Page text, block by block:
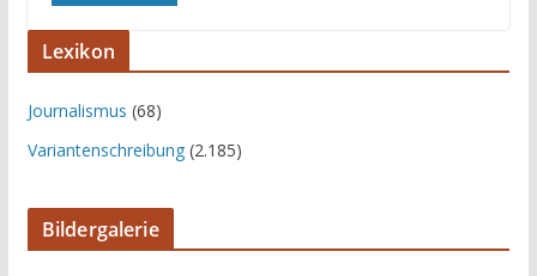
Lexikon
Journalismus (68)
Variantenschreibung(2.185)
Bildergalerie